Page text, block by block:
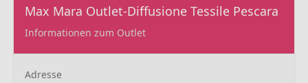
Max Mara Outlet-Diffusione Tessile Pescara
Informationen zum Outlet
Adresse